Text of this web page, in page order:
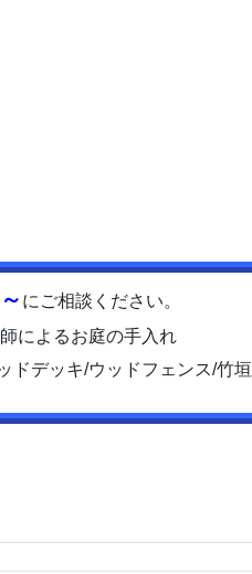
にご相談ください。
によるお庭の手入れ
ドデッキ/ウッドフェンス/竹垣